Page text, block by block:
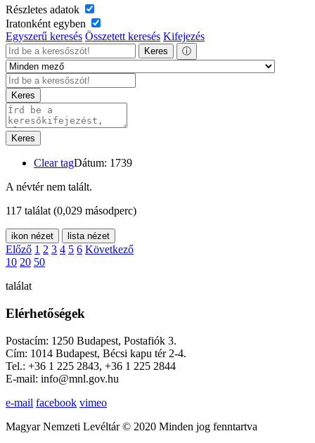
Részletes adatok
Iratonként egyben
Egyszerű keresés Összetett keresés Kifejezés
Keres ⓘ
Keres
Keres
Clear tagDátum: 1739
A névtér nem talált.
117 találat (0,029 másodperc)
ikon nézet lista nézet
Előző 1 2 3 4 5 6 Következő
10 20 50
találat
Elérhetőségek
Postacím: 1250 Budapest, Postafiók 3.
Cím: 1014 Budapest, Bécsi kapu tér 2-4.
Tel.: +36 1 225 2843, +36 1 225 2844
E-mail: info@mnl.gov.hu
e-mail facebook vimeo
Magyar Nemzeti Levéltár © 2020 Minden jog fenntartva